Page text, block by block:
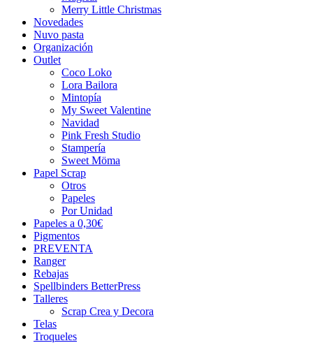
Merry Little Christmas
Novedades
Nuvo pasta
Organización
Outlet
Coco Loko
Lora Bailora
Mintopía
My Sweet Valentine
Navidad
Pink Fresh Studio
Stampería
Sweet Möma
Papel Scrap
Otros
Papeles
Por Unidad
Papeles a 0,30€
Pigmentos
PREVENTA
Ranger
Rebajas
Spellbinders BetterPress
Talleres
Scrap Crea y Decora
Telas
Troqueles